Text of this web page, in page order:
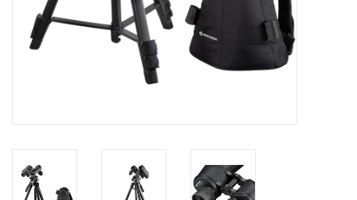
Aanbiedingen
Monteringen
Cadeaubonnen